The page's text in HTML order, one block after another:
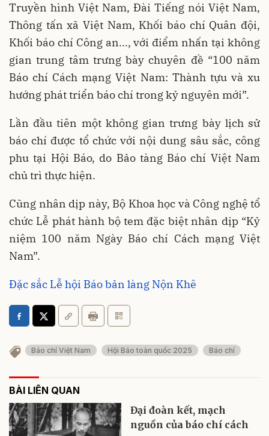
Truyền hình Việt Nam, Đài Tiếng nói Việt Nam,
Thông tấn xã Việt Nam, Khối báo chí Quân đội,
Khối báo chí Công an..., với điểm nhấn tại không
gian trung tâm trưng bày chuyên đề “100 năm
Báo chí Cách mạng Việt Nam: Thành tựu và xu
hướng phát triển báo chí trong kỷ nguyên mới”.
Lần đầu tiên một không gian trưng bày lịch sử
báo chí được tổ chức với nội dung sâu sắc, công
phu tại Hội Báo, do Bảo tàng Báo chí Việt Nam
chủ trì thực hiện.
Cũng nhân dịp này, Bộ Khoa học và Công nghệ tổ
chức Lễ phát hành bộ tem đặc biệt nhân dịp “Kỷ
niệm 100 năm Ngày Báo chí Cách mạng Việt
Nam”.
Đặc sắc Lễ hội Báo bản làng Nộn Khê
Báo chí Việt Nam Hội Báo toàn quốc 2025 Báo chí
BÀI LIÊN QUAN
Đại đoàn kết, mạch
nguồn của báo chí cách